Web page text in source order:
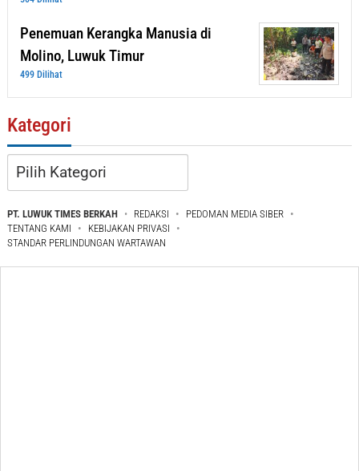
Penemuan Kerangka Manusia di
Molino, Luwuk Timur
499 Dilihat
Kategori
Kategori
PT. LUWUK TIMES BERKAH REDAKSI
PEDOMAN MEDIA SIBER
TENTANG KAMI
KEBIJAKAN PRIVASI
STANDAR PERLINDUNGAN WARTAWAN